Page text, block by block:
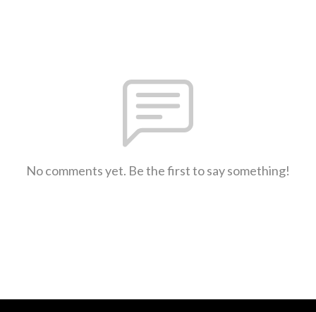
No comments yet. Be the first to say something!